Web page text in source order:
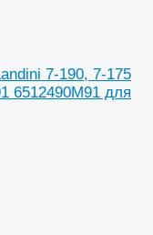
7-190, 7-175
6512490M91 для